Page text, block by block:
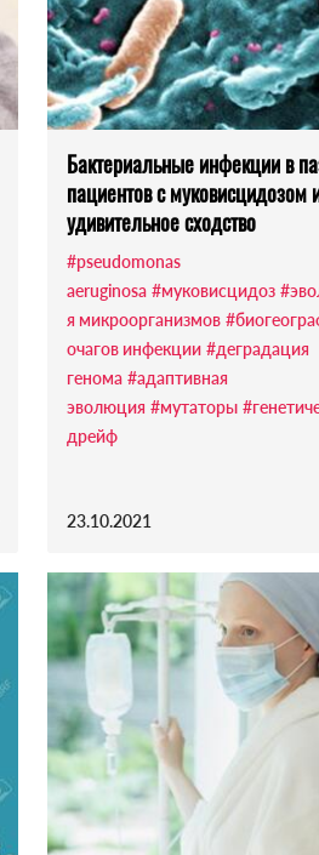
Бактериальные инфекции в
пациентов с муковисцидозом
удивительное сходство
#pseudomonas
aeruginosa #муковисцидоз
я микроорганизмов
очагов инфекции #деградация
генома #адаптивная
эволюция #мутаторы
дрейф
23.10.2021